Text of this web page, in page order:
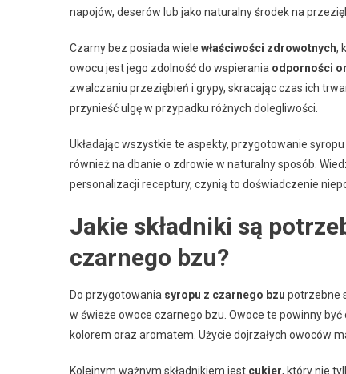
napojów, deserów lub jako naturalny środek na
Czarny bez posiada wiele właściwości zdrowotnych,
owocu jest jego zdolność do wspierania odporności
zwalczaniu przeziębień i grypy, skracając czas ich
przynieść ulgę w przypadku różnych dolegliwości.
Układając wszystkie te aspekty, przygotowanie
również na dbanie o zdrowie w naturalny sposób.
personalizacji receptury, czynią to doświadczenie
Jakie składniki są
czarnego bzu?
Do przygotowania syropu z czarnego bzu potrzebne
w świeże owoce czarnego bzu. Owoce te powinny
kolorem oraz aromatem. Użycie dojrzałych owoców
Kolejnym ważnym składnikiem jest cukier, który nie